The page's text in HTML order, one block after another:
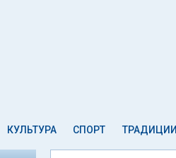
КУЛЬТУРА СПОРТ ТРАДИЦИИ